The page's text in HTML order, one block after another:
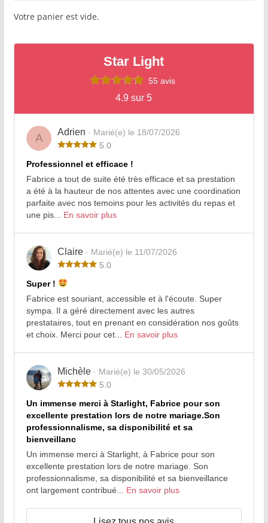
Votre panier est vide.
Star Light
55 avis
4.9 sur 5
A Adrien · Marié(e) le 18/07/2026
5.0
Professionnel et efficace !
Fabrice a tout de suite été très efficace et sa prestation
a été à la hauteur de nos attentes avec une coordination
parfaite avec nos temoins pour les activités du repas et
une pis... En savoir plus
Claire · Marié(e) le 11/07/2026
5.0
Super !
Fabrice est souriant, accessible et à l'écoute. Super
sympa. Il a géré directement avec les autres
prestataires, tout en prenant en considération nos goûts
et choix. Merci pour cet... En savoir plus
Michèle · Marié(e) le 30/05/2026
5.0
Un immense merci à Starlight, Fabrice pour son
excellente prestation lors de notre mariage.Son
professionnalisme, sa disponibilité et sa
bienveillanc
Un immense merci à Starlight, à Fabrice pour son
excellente prestation lors de notre mariage. Son
professionnalisme, sa disponibilité et sa bienveillance
ont largement contribué... En savoir plus